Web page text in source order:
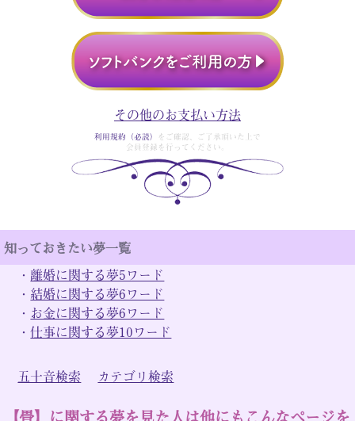
その他のお支払い方法
利用規約（必読）
をご確認、ご了承頂いた上で
会員登録を行ってください。
知っておきたい夢一覧
・ 離婚に関する夢5ワード
・ 結婚に関する夢6ワード
・ お金に関する夢6ワード
・仕事に関する夢10ワード
五十音検索 カテゴリ検索